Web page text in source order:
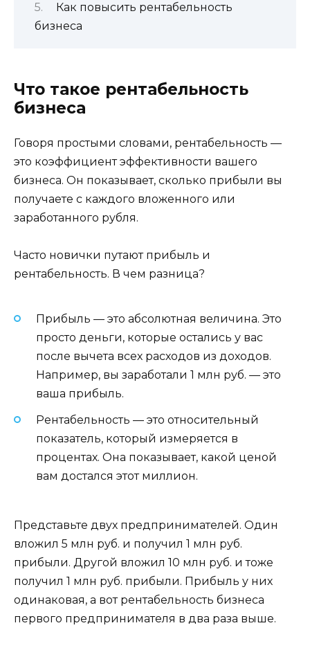
Как повысить рентабельность
бизнеса
Что такое рентабельность
бизнеса
Говоря простыми словами, рентабельность —
это коэффициент эффективности вашего
бизнеса. Он показывает, сколько прибыли вы
получаете с каждого вложенного или
заработанного рубля.
Часто новички путают прибыль и
рентабельность. В чем разница?
Прибыль — это абсолютная величина. Это
просто деньги, которые остались у вас
после вычета всех расходов из доходов.
Например, вы заработали 1 млн руб. — это
ваша прибыль.
Рентабельность — это относительный
показатель, который измеряется в
процентах. Она показывает, какой ценой
вам достался этот миллион.
Представьте двух предпринимателей. Один
вложил 5 млн руб. и получил 1 млн руб.
прибыли. Другой вложил 10 млн руб. и тоже
получил 1 млн руб. прибыли. Прибыль у них
одинаковая, а вот рентабельность бизнеса
первого предпринимателя в два раза выше.